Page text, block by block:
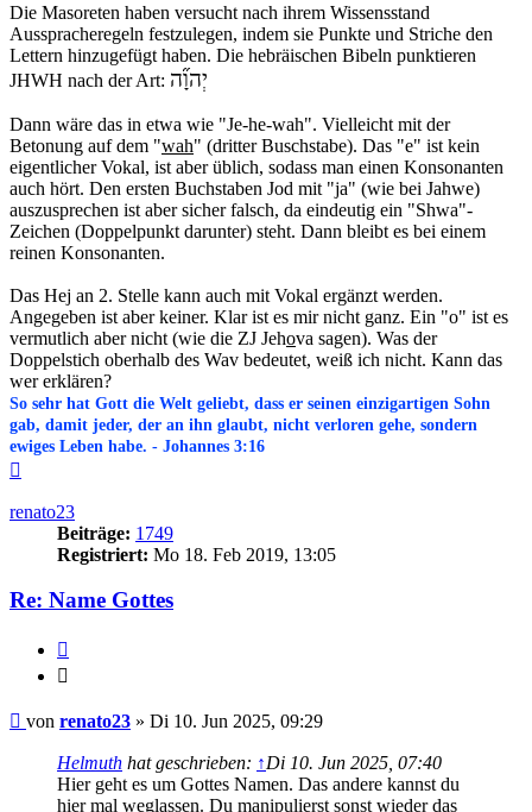
Die Masoreten haben versucht nach ihrem Wissensstand
Ausspracheregeln festzulegen, indem sie Punkte und Striche den
Lettern hinzugefügt haben. Die hebräischen Bibeln punktieren
JHWH nach der Art: יְהוָ֞ה
Dann wäre das in etwa wie "Je-he-wah". Vielleicht mit der
Betonung auf dem "wah" (dritter Buschstabe). Das "e" ist kein
eigentlicher Vokal, ist aber üblich, sodass man einen Konsonanten
auch hört. Den ersten Buchstaben Jod mit "ja" (wie bei Jahwe)
auszusprechen ist aber sicher falsch, da eindeutig ein "Shwa"-
Zeichen (Doppelpunkt darunter) steht. Dann bleibt es bei einem
reinen Konsonanten.
Das Hej an 2. Stelle kann auch mit Vokal ergänzt werden.
Angegeben ist aber keiner. Klar ist es mir nicht ganz. Ein "o" ist es
vermutlich aber nicht (wie die ZJ Jehova sagen). Was der
Doppelstich oberhalb des Wav bedeutet, weiß ich nicht. Kann das
wer erklären?
So sehr hat Gott die Welt geliebt, dass er seinen einzigartigen Sohn
gab, damit jeder, der an ihn glaubt, nicht verloren gehe, sondern
ewiges Leben habe. - Johannes 3:16
renato23
Beiträge: 1749
Registriert: Mo 18. Feb 2019, 13:05
Re: Name Gottes
Beitrag
von renato23 » Di 10. Jun 2025, 09:29
Helmuth hat geschrieben: ↑Di 10. Jun 2025, 07:40
Hier geht es um Gottes Namen. Das andere kannst du
hier mal weglassen. Du manipulierst sonst wieder das